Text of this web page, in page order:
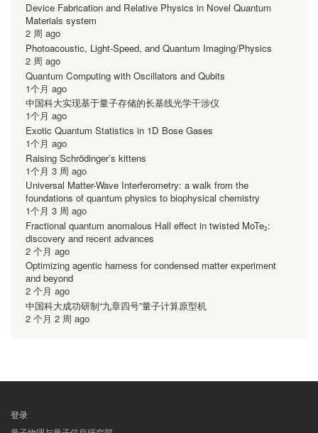
Device Fabrication and Relative Physics in Novel Quantum
Materials system
2 周 ago
Photoacoustic, Light-Speed, and Quantum Imaging/Physics
2 周 ago
Quantum Computing with Oscillators and Qubits
1个月 ago
中国科大实现基于量子存储的长基线光学干涉仪
1个月 ago
Exotic Quantum Statistics in 1D Bose Gases
1个月 ago
Raising Schrödinger’s kittens
1个月 3 周 ago
Universal Matter-Wave Interferometry: a walk from the
foundations of quantum physics to biophysical chemistry
1个月 3 周 ago
Fractional quantum anomalous Hall effect in twisted MoTe₂:
discovery and recent advances
2 个月 ago
Optimizing agentic harness for condensed matter experiment
and beyond
2 个月 ago
中国科大成功研制“九章四号”量子计算原型机
2 个月 2 周 ago
用
登录